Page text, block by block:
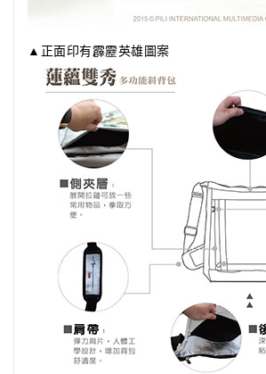
▲正面印有霹靂英雄圖案